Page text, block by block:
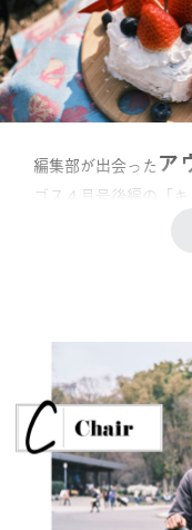
編集部が出会った ア
ゴス４月号後編の「